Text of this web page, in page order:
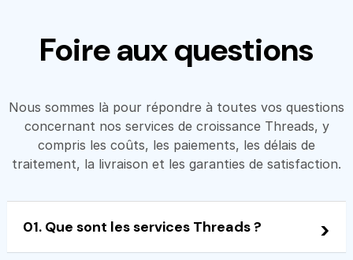
Foire aux questions
Nous sommes là pour répondre à toutes vos questions
concernant nos services de croissance Threads, y
compris les coûts, les paiements, les délais de
traitement, la livraison et les garanties de satisfaction.
01. Que sont les services Threads ?